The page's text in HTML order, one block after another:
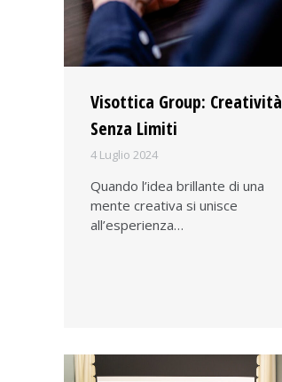
Visottica Group: Creatività
Senza Limiti
4 Luglio 2024
Quando l’idea brillante di una
mente creativa si unisce
all’esperienza…